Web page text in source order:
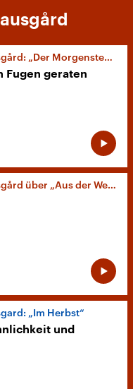
„Der Morgenstern“
Fugen geraten
über „Aus der Welt“
„Im Herbst“
und